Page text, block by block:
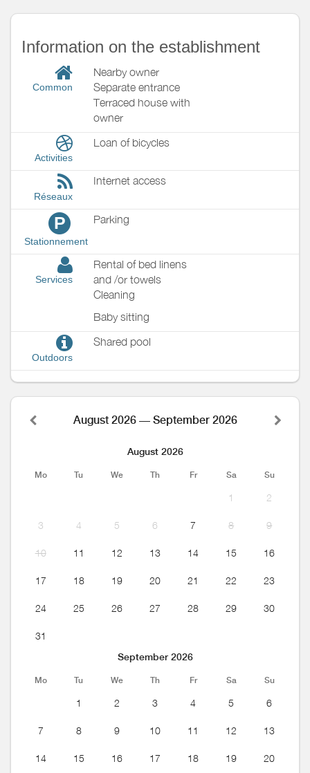
Information on the establishment
Common
Nearby owner
Separate entrance
Terraced house with
owner
Activities
Loan of bicycles
Réseaux
Internet access
P
Stationnement
Parking
Services
Rental of bed linens
and /or towels
Cleaning
Baby sitting
Outdoors
Shared pool
August 2026 — September 2026
August 2026
Mo Tu We Th Fr Sa Su
1 2
3 4 5 6 7 8 9
10 11 12 13 14 15 16
17 18 19 20 21 22 23
24 25 26 27 28 29 30
31
September 2026
Mo Tu We Th Fr Sa Su
1 2 3 4 5 6
7 8 9 10 11 12 13
14 15 16 17 18 19 20